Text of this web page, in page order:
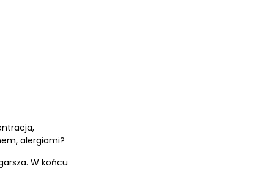
alergiami?
W końcu